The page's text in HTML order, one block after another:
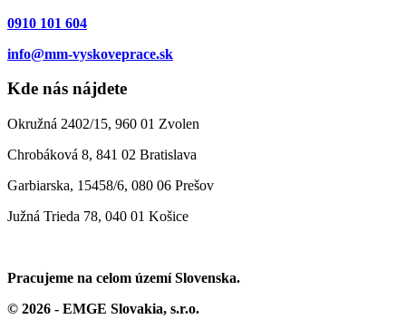
0910 101 604
info@mm-vyskoveprace.sk
Kde nás nájdete
Okružná 2402/15, 960 01 Zvolen
Chrobáková 8, 841 02 Bratislava
Garbiarska, 15458/6, 080 06 Prešov
Južná Trieda 78, 040 01 Košice
Pracujeme na celom území Slovenska.
© 2026 - EMGE Slovakia, s.r.o.